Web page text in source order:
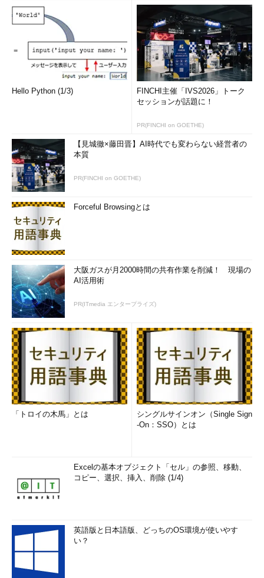
Hello Python (1/3)
FINCHI主催「IVS2026」トーク
セッションが話題に！
PR(FINCHI on GOETHE)
【見城徹×藤田晋】AI時代でも変わらない経営者の
本質
PR(FINCHI on GOETHE)
Forceful Browsingとは
大阪ガスが月2000時間の共有作業を削減！ 現場の
AI活用術
PR(ITmedia エンタープライズ)
「トロイの木馬」とは
シングルサインオン（Single Sign
-On：SSO）とは
Excelの基本オブジェクト「セル」の参照、移動、
コピー、選択、挿入、削除 (1/4)
英語版と日本語版、どっちのOS環境が使いやす
い？